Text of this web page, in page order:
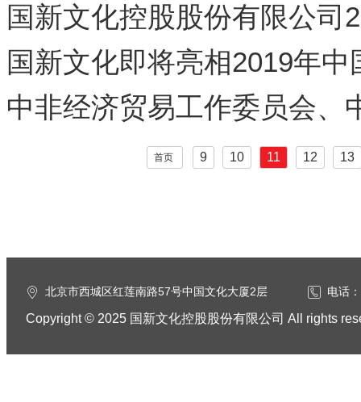
办 专家学者共论教育信息化
国新文化控股股份有限公司
会顺利召开
国新文化即将亮相2019年
博览会，诠释智慧教育新动
中非经济贸易工作委员会、
化开展交流 首页 9 10 11 12 13
北京市西城区红莲南路57号中国文化大厦2层 电话
Copyright © 2025 国新文化控股股份有限公司 All rights